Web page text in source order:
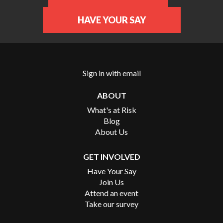
HAVE YOUR SAY
Sign in withemail
ABOUT
What's at Risk
Blog
About Us
GET INVOLVED
Have Your Say
Join Us
Attend an event
Take our survey